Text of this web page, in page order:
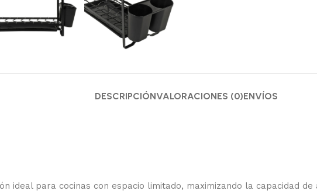
DESCRIPCIÓNVALORACIONES (0)ENVÍOS
ideal para cocinas con espacio limitado, maximizando la capacidad